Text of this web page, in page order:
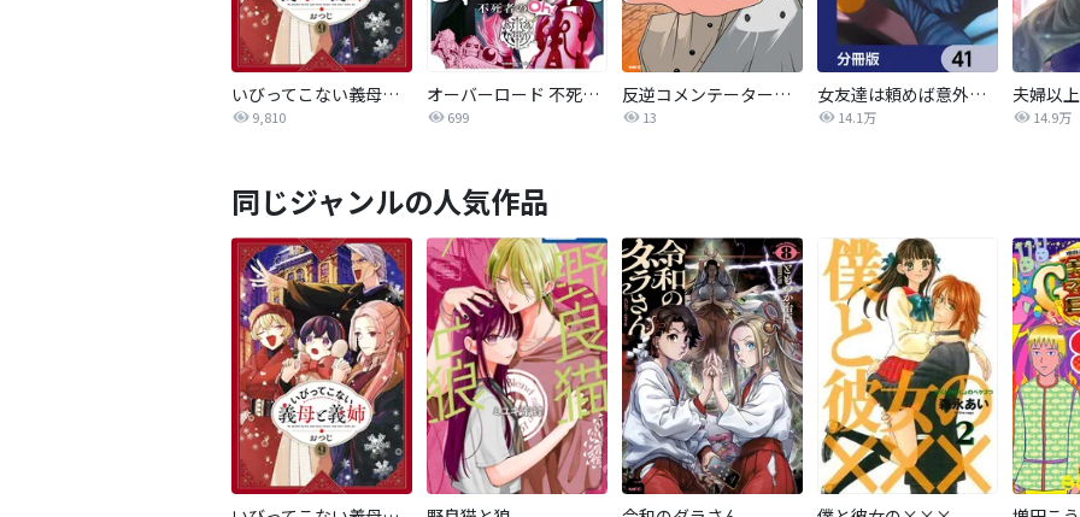
いびってこない義母と義姉
9,810
オーバーロード 不死者のOh!
699
反逆コメンテーターエンドウさん
13
女友達は頼めば意外とヤらせてくれる【分冊版】
14.1万 14.9万
同じジャンルの人気作品